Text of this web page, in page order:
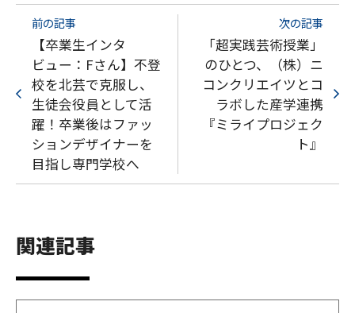
前の記事
【卒業生インタ
ビュー：Fさん】不登
校を北芸で克服し、
生徒会役員として活
躍！卒業後はファッ
ションデザイナーを
目指し専門学校へ
次の記事
「超実践芸術授業」
のひとつ、（株）ニ
コンクリエイツとコ
ラボした産学連携
『ミライプロジェク
ト』
関連記事